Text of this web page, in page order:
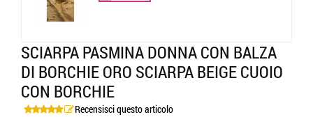
SCIARPA PASMINA DONNA CON BALZA
DI BORCHIE ORO SCIARPA BEIGE CUOIO
CON BORCHIE
Recensisci questo articolo